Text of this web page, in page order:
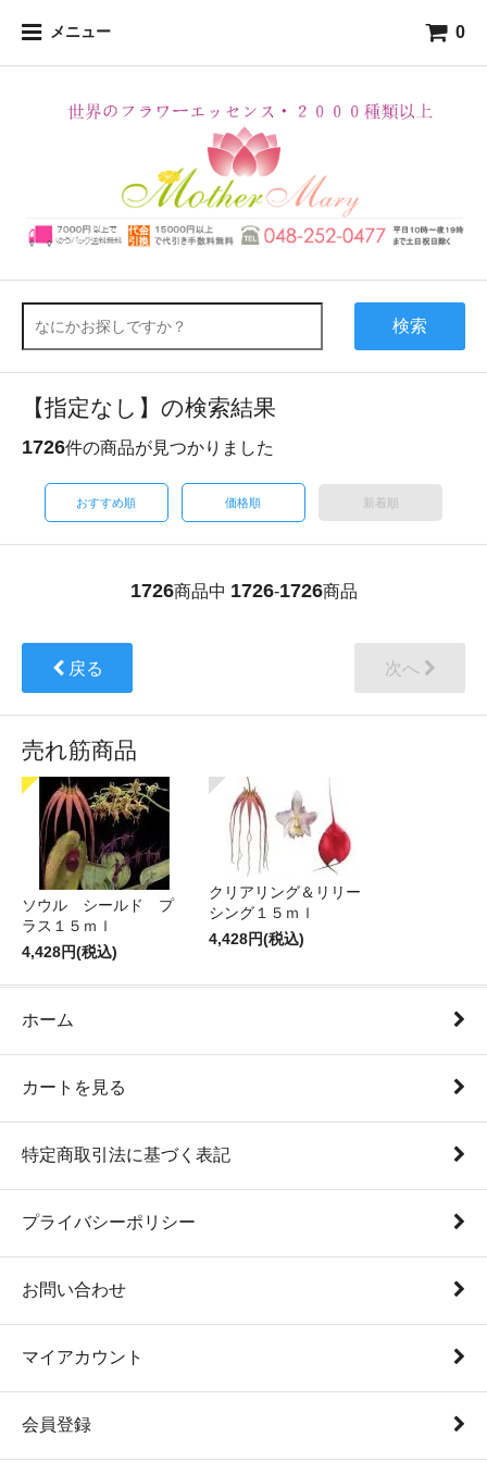
メニュー 0
検索
【指定なし】の検索結果
1726件の商品が見つかりました
おすすめ順 価格順 新着順
1726商品中 1726-1726商品
戻る 次へ
売れ筋商品
ソウル シールド プ
ラス１５ｍｌ
4,428円(税込)
クリアリング＆リリー
シング１５ｍｌ
4,428円(税込)
ホーム
カートを見る
特定商取引法に基づく表記
プライバシーポリシー
お問い合わせ
マイアカウント
会員登録